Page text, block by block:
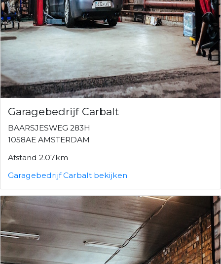
Garagebedrijf Carbalt
BAARSJESWEG 283H
1058AE AMSTERDAM
Afstand 2.07km
Garagebedrijf Carbalt bekijken